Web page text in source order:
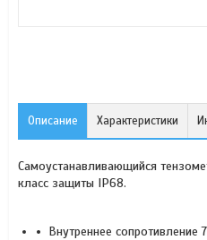
Описание Характеристики
Самоустанавливающийся
класс защиты IP68.
Внутреннее сопротивление